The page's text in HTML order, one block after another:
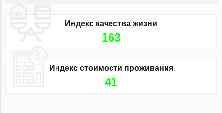
Индекс качества жизни
163
Индекс стоимости проживания
41